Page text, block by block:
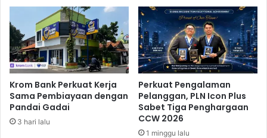
:
P
e
r
j
a
l
a
n
H
C
e
a
h
o
Krom Bank Perkuat Kerja
Sama Pembiayaan dengan
Pandai Gadai
3 hari lalu
Perkuat Pengalaman
Pelanggan, PLN Icon Plus
Sabet Tiga Penghargaan
CCW 2026
1 minggu lalu